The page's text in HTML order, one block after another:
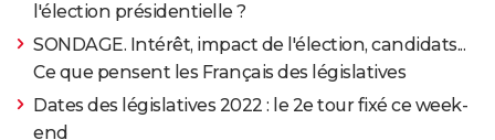
l'élection présidentielle ?
SONDAGE. Intérêt, impact de l'élection, candidats...
Ce que pensent les Français des législatives
Dates des législatives 2022 : le 2e tour fixé ce week-
end